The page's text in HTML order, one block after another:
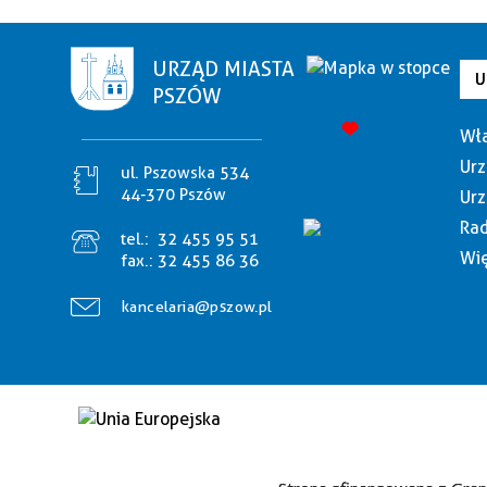
URZĄD MIASTA
PSZÓW
ul. Pszowska 534
44-370 Pszów
tel.: 32 455 95 51
fax.: 32 455 86 36
kancelaria@pszow.pl